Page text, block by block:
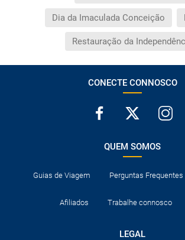
Dia da Imaculada Conceição
Restauração da
CONECTE CONNOSCO
QUEM SOMOS
Guias de Viagem Perguntas Frequentes
Afiliados Trabalhe connosco
LEGAL